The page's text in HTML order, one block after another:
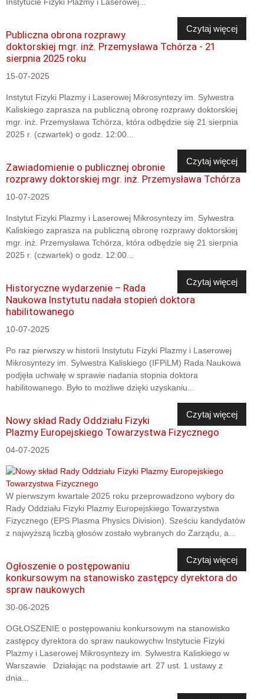
Czytaj więcej
Publiczna obrona rozprawy
doktorskiej mgr. inż. Przemysława Tchórza - 21
sierpnia 2025 roku
15-07-2025
Instytut Fizyki Plazmy i Laserowej Mikrosyntezy im. Sylwestra
Kaliskiego zaprasza na publiczną obronę rozprawy doktorskiej
mgr. inż. Przemysława Tchórza, która odbędzie się 21 sierpnia
2025 r. (czwartek) o godz. 12:00...
Czytaj więcej
Zawiadomienie o publicznej obronie
rozprawy doktorskiej mgr. inż. Przemysława Tchórza
10-07-2025
Instytut Fizyki Plazmy i Laserowej Mikrosyntezy im. Sylwestra
Kaliskiego zaprasza na publiczną obronę rozprawy doktorskiej
mgr. inż. Przemysława Tchórza, która odbędzie się 21 sierpnia
2025 r. (czwartek) o godz. 12:00...
Czytaj więcej
Historyczne wydarzenie – Rada
Naukowa Instytutu nadała stopień doktora
habilitowanego
10-07-2025
Po raz pierwszy w historii Instytutu Fizyki Plazmy i Laserowej
Mikrosyntezy im. Sylwestra Kaliskiego (IFPiLM) Rada Naukowa
podjęła uchwałę w sprawie nadania stopnia doktora
habilitowanego. Było to możliwe dzięki uzyskaniu...
Czytaj więcej
Nowy skład Rady Oddziału Fizyki
Plazmy Europejskiego Towarzystwa Fizycznego
04-07-2025
W pierwszym kwartale 2025 roku przeprowadzono wybory do
Rady Oddziału Fizyki Plazmy Europejskiego Towarzystwa
Fizycznego (EPS Plasma Physics Division). Sześciu kandydatów
z najwyższą liczbą głosów zostało wybranych do Zarządu, a...
Czytaj więcej
Ogłoszenie o postępowaniu
konkursowym na stanowisko zastępcy dyrektora do
spraw naukowych
30-06-2025
OGŁOSZENIE o postępowaniu konkursowym na stanowisko
zastępcy dyrektora do spraw naukowychw Instytucie Fizyki
Plazmy i Laserowej Mikrosyntezy im. Sylwestra Kaliskiego w
Warszawie Działając na podstawie art. 27 ust. 1 ustawy z
dnia...